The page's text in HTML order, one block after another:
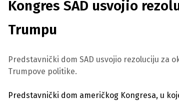
Kongres SAD usvojio
Trumpu
Predstavnički dom SAD usvojio rezoluciju za
Trumpove politike.
Predstavnički dom američkog Kongresa, u